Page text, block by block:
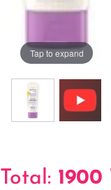
Tap to expand
Total: 1900